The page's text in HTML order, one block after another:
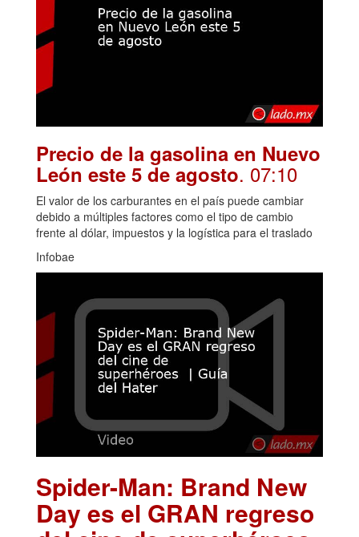
Precio de la gasolina en Nuevo
León este 5 de agosto. 07:10
El valor de los carburantes en el país puede cambiar
debido a múltiples factores como el tipo de cambio
frente al dólar, impuestos y la logística para el traslado
Infobae
Spider-Man: Brand New
Day es el GRAN regreso